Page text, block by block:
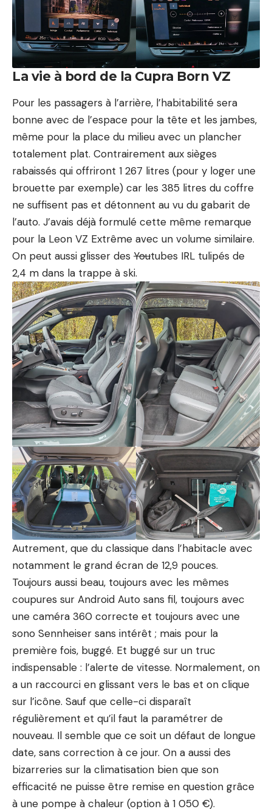
La vie à bord de la Cupra Born VZ
Pour les passagers à l’arrière, l’habitabilité sera
bonne avec de l’espace pour la tête et les jambes,
même pour la place du milieu avec un plancher
totalement plat. Contrairement aux sièges
rabaissés qui offriront 1 267 litres (pour y loger une
brouette par exemple) car les 385 litres du coffre
ne suffisent pas et détonnent au vu du gabarit de
l’auto. J’avais déjà formulé cette même remarque
pour la Leon VZ Extrême avec un volume similaire.
On peut aussi glisser des Youtubes IRL tulipés de
2,4 m dans la trappe à ski.
Autrement, que du classique dans l’habitacle avec
notamment le grand écran de 12,9 pouces.
Toujours aussi beau, toujours avec les mêmes
coupures sur Android Auto sans fil, toujours avec
une caméra 360 correcte et toujours avec une
sono Sennheiser sans intérêt ; mais pour la
première fois, buggé. Et buggé sur un truc
indispensable : l’alerte de vitesse. Normalement, on
a un raccourci en glissant vers le bas et on clique
sur l’icône. Sauf que celle-ci disparaît
régulièrement et qu’il faut la paramétrer de
nouveau. Il semble que ce soit un défaut de longue
date, sans correction à ce jour. On a aussi des
bizarreries sur la climatisation bien que son
efficacité ne puisse être remise en question grâce
à une pompe à chaleur (option à 1 050 €).